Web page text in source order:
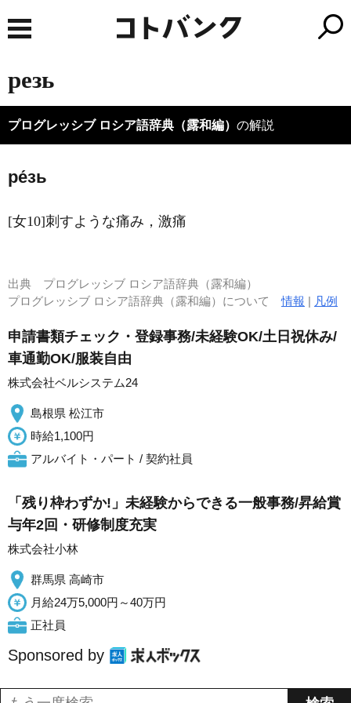
резь
プログレッシブ ロシア語辞典（露和編） の解説
ре́зь
[女10]刺すような痛み，激痛
出典 プログレッシブ ロシア語辞典（露和編）
プログレッシブ ロシア語辞典（露和編）について情報 | 凡例
申請書類チェック・登録事務/未経験OK/土日祝休み/
車通勤OK/服装自由
株式会社ベルシステム24
島根県 松江市
時給1,100円
アルバイト・パート / 契約社員
「残り枠わずか!」未経験からできる一般事務/昇給賞
与年2回・研修制度充実
株式会社小林
群馬県 高崎市
月給24万5,000円～40万円
正社員
Sponsored by